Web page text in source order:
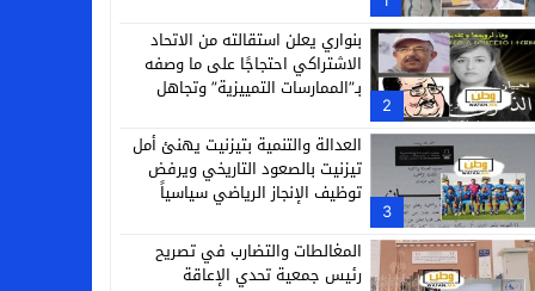
2
بنواري يعلن استقالته من الاتحاد
الاشتراكي احتجاجًا على ما وصفه
بـ”الممارسات التمييزية” وتجاهل
3
العدالة والتنمية بتيزنيت يهنئ أمل
تيزنيت بالصعود التاريخي ويرفض
توظيف الإنجاز الرياضي سياسياً
المغالطات والتضارب في تصريح
رئيس جمعية تحدي الإعاقة